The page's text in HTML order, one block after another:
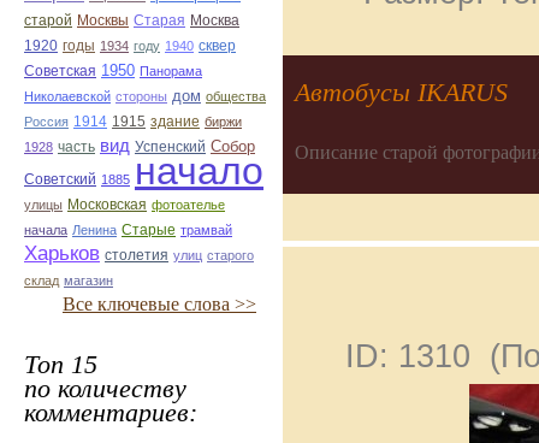
старой Москвы Старая Москва
1920 годы 1934 году 1940 сквер
Советская 1950 Панорама
Николаевской стороны дом общества
Россия 1914 1915 здание биржи
1928 часть вид Успенский Собор
Советский 1885 начало
улицы Московская фотоателье
начала Ленина Старые трамвай
Харьков столетия улиц старого
склад магазин
Все ключевые слова >>
Топ 15
по количеству
комментариев:
Автобусы IKARUS
Описание старой
ID: 1310